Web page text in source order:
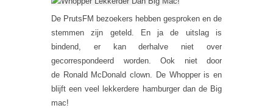
De PrutsFM bezoekers hebben gesproken en de
stemmen zijn geteld. En ja de uitslag is
bindend, er kan derhalve niet over
gecorrespondeerd worden. Ook niet door
de Ronald McDonald clown. De Whopper is en
blijft een veel lekkerdere hamburger dan de Big
mac!